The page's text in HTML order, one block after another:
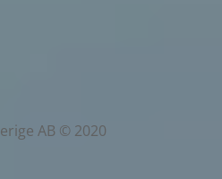
AB © 2020